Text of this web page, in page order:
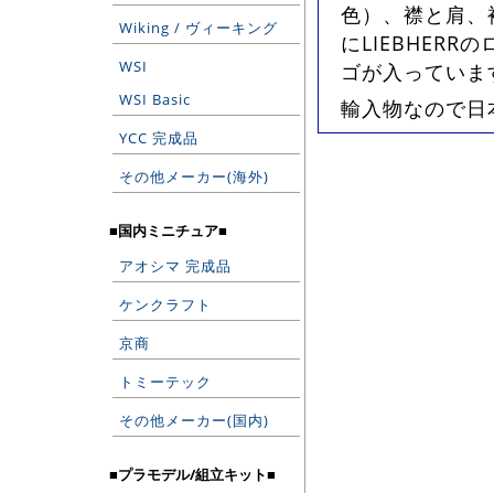
Wiking / ヴィーキング
WSI
WSI Basic
YCC 完成品
その他メーカー(海外)
■国内ミニチュア■
アオシマ 完成品
ケンクラフト
京商
トミーテック
その他メーカー(国内)
■プラモデル/組立キット■
色）、襟と肩
にLIEBHERRの
ゴが入っていま
輸入物なので